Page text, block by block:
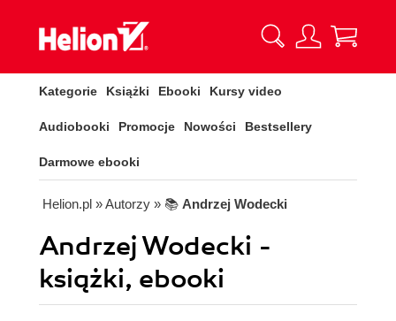
Kategorie Książki Ebooki Kursy video
Audiobooki Promocje Nowości Bestsellery
Darmowe ebooki
Helion.pl » Autorzy » 📚 Andrzej Wodecki
Andrzej Wodecki -
książki, ebooki